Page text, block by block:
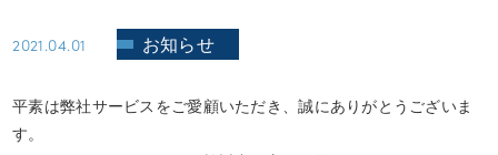
2021.04.01 お知らせ
平素は弊社サービスをご愛顧いただき、誠にありがとうございま
す。